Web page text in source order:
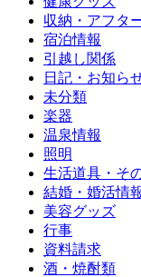
収納・アフタ
宿泊情報
引越し関係
日記・お知ら
未分類
楽器
温泉情報
照明
生活道具・そ
結婚・婚活情
美容グッズ
行事
資料請求
酒・焼酎類